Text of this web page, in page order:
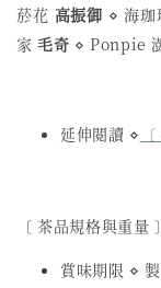
菸花 高振御 ⋄ 海
家毛奇 ⋄ Ponpie
延伸閱讀 ⋄
〔 茶品規格與重量 〕
賞味期限 ⋄